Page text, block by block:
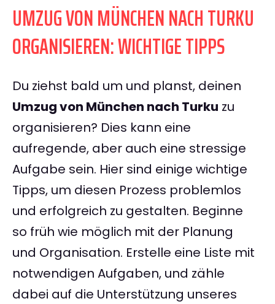
UMZUG VON MÜNCHEN NACH TURKU
ORGANISIEREN: WICHTIGE TIPPS
Du ziehst bald um und planst, deinen
Umzug von München nach Turku zu
organisieren? Dies kann eine
aufregende, aber auch eine stressige
Aufgabe sein. Hier sind einige wichtige
Tipps, um diesen Prozess problemlos
und erfolgreich zu gestalten. Beginne
so früh wie möglich mit der Planung
und Organisation. Erstelle eine Liste mit
notwendigen Aufgaben, und zähle
dabei auf die Unterstützung unseres